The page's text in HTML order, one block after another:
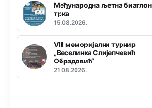
Међународна љетна биатлон
трка
15.08.2026.
VIII меморијални турнир
„Веселинка Слијепчевић
Обрадовић“
21.08.2026.